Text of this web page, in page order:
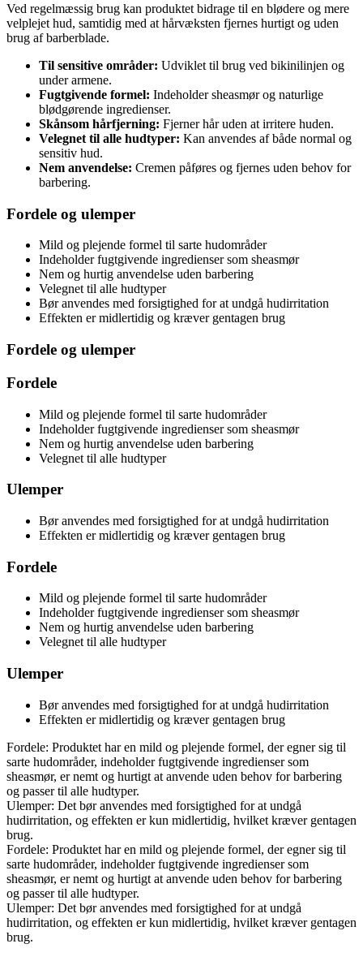
Ved regelmæssig brug kan produktet bidrage til en blødere og mere
velplejet hud, samtidig med at hårvæksten fjernes hurtigt og uden
brug af barberblade.
Til sensitive områder: Udviklet til brug ved bikinilinjen og
under armene.
Fugtgivende formel: Indeholder sheasmør og naturlige
blødgørende ingredienser.
Skånsom hårfjerning: Fjerner hår uden at irritere huden.
Velegnet til alle hudtyper: Kan anvendes af både normal og
sensitiv hud.
Nem anvendelse: Cremen påføres og fjernes uden behov for
barbering.
Fordele og ulemper
Mild og plejende formel til sarte hudområder
Indeholder fugtgivende ingredienser som sheasmør
Nem og hurtig anvendelse uden barbering
Velegnet til alle hudtyper
Bør anvendes med forsigtighed for at undgå hudirritation
Effekten er midlertidig og kræver gentagen brug
Fordele og ulemper
Fordele
Mild og plejende formel til sarte hudområder
Indeholder fugtgivende ingredienser som sheasmør
Nem og hurtig anvendelse uden barbering
Velegnet til alle hudtyper
Ulemper
Bør anvendes med forsigtighed for at undgå hudirritation
Effekten er midlertidig og kræver gentagen brug
Fordele
Mild og plejende formel til sarte hudområder
Indeholder fugtgivende ingredienser som sheasmør
Nem og hurtig anvendelse uden barbering
Velegnet til alle hudtyper
Ulemper
Bør anvendes med forsigtighed for at undgå hudirritation
Effekten er midlertidig og kræver gentagen brug
Fordele: Produktet har en mild og plejende formel, der egner sig til
sarte hudområder, indeholder fugtgivende ingredienser som
sheasmør, er nemt og hurtigt at anvende uden behov for barbering
og passer til alle hudtyper.
Ulemper: Det bør anvendes med forsigtighed for at undgå
hudirritation, og effekten er kun midlertidig, hvilket kræver gentagen
brug.
Fordele: Produktet har en mild og plejende formel, der egner sig til
sarte hudområder, indeholder fugtgivende ingredienser som
sheasmør, er nemt og hurtigt at anvende uden behov for barbering
og passer til alle hudtyper.
Ulemper: Det bør anvendes med forsigtighed for at undgå
hudirritation, og effekten er kun midlertidig, hvilket kræver gentagen
brug.